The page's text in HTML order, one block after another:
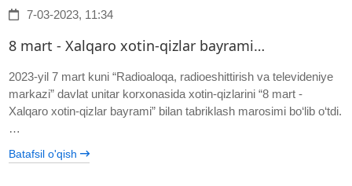
7-03-2023, 11:34
8 mart - Xalqaro xotin-qizlar bayrami…
2023-yil 7 mart kuni “Radioaloqa, radioeshittirish va televideniye
markazi” davlat unitar korxonasida xotin-qizlarini “8 mart -
Xalqaro xotin-qizlar bayrami” bilan tabriklash marosimi bo‘lib o‘tdi.
…
Batafsil o'qish